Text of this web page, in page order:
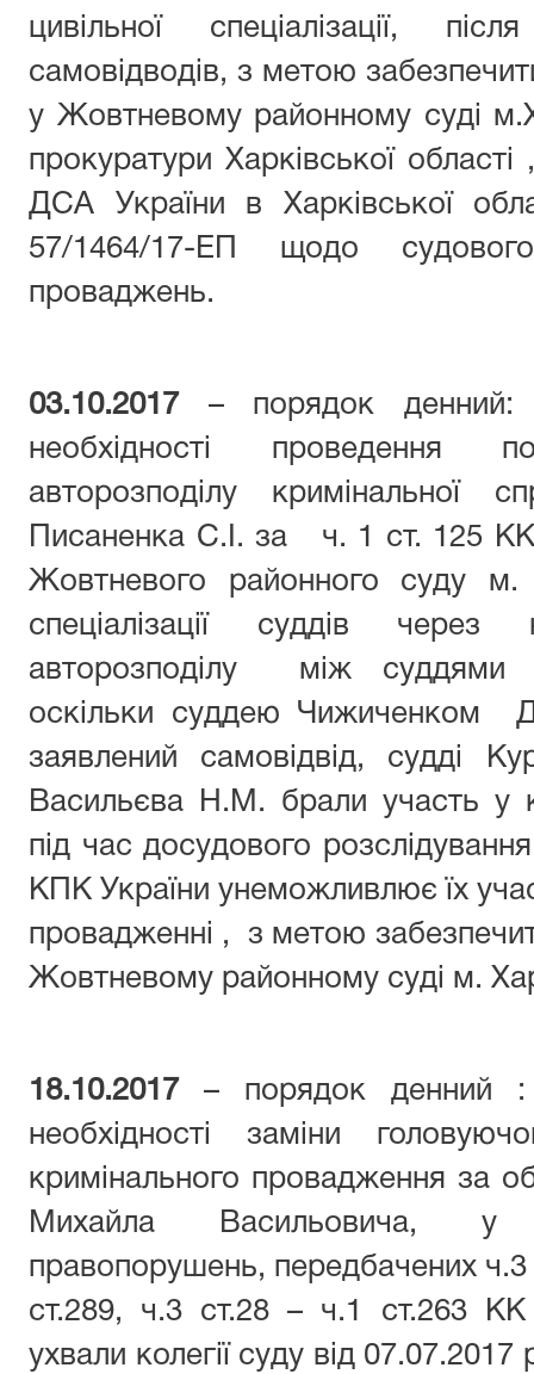
цивільної спеціалізації,
самовідводів, з метою
у Жовтневому районному суді
прокуратури Харківської
ДСА України в Харківської
57/1464/17-ЕП щодо
проваджень.
03.10.2017 – порядок денний:
необхідності проведення
авторозподілу кримінальної
Писаненка С.І. за ч. 1 ст. 125
Жовтневого районного суду
спеціалізації суддів через
авторозподілу між суддями
оскільки суддею Чижиченком
заявлений самовідвід,
Васильєва Н.М. брали участь у
під час досудового
КПК України унеможливлює їх
провадженні , з метою
Жовтневому районному суді м.
18.10.2017 – порядок денний :
необхідності заміни
кримінального провадження за
Михайла Васильовича, у
правопорушень, передбачених ч.3
ст.289, ч.3 ст.28 – ч.1 ст.263 КК
ухвали колегії суду від